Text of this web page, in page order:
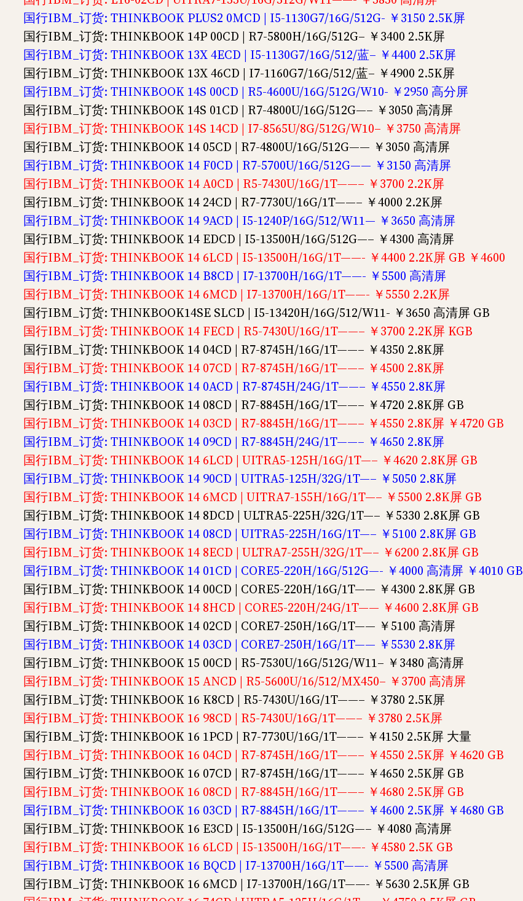
国行IBM_订货: THINKBOOK PLUS2 0MCD | I5-1130G7/16G/512G- ￥3150 2.5K屏
国行IBM_订货: THINKBOOK 14P 00CD | R7-5800H/16G/512G– ￥3400 2.5K屏
国行IBM_订货: THINKBOOK 13X 4ECD | I5-1130G7/16G/512/蓝– ￥4400 2.5K屏
国行IBM_订货: THINKBOOK 13X 46CD | I7-1160G7/16G/512/蓝– ￥4900 2.5K屏
国行IBM_订货: THINKBOOK 14S 00CD | R5-4600U/16G/512G/W10- ￥2950 高分屏
国行IBM_订货: THINKBOOK 14S 01CD | R7-4800U/16G/512G—– ￥3050 高清屏
国行IBM_订货: THINKBOOK 14S 14CD | I7-8565U/8G/512G/W10– ￥3750 高清屏
国行IBM_订货: THINKBOOK 14 05CD | R7-4800U/16G/512G—— ￥3050 高清屏
国行IBM_订货: THINKBOOK 14 F0CD | R7-5700U/16G/512G—— ￥3150 高清屏
国行IBM_订货: THINKBOOK 14 A0CD | R5-7430U/16G/1T——– ￥3700 2.2K屏
国行IBM_订货: THINKBOOK 14 24CD | R7-7730U/16G/1T——– ￥4000 2.2K屏
国行IBM_订货: THINKBOOK 14 9ACD | I5-1240P/16G/512/W11— ￥3650 高清屏
国行IBM_订货: THINKBOOK 14 EDCD | I5-13500H/16G/512G—– ￥4300 高清屏
国行IBM_订货: THINKBOOK 14 6LCD | I5-13500H/16G/1T——- ￥4400 2.2K屏 GB ￥4600
国行IBM_订货: THINKBOOK 14 B8CD | I7-13700H/16G/1T——- ￥5500 高清屏
国行IBM_订货: THINKBOOK 14 6MCD | I7-13700H/16G/1T——- ￥5550 2.2K屏
国行IBM_订货: THINKBOOK14SE SLCD | I5-13420H/16G/512/W11- ￥3650 高清屏 GB
国行IBM_订货: THINKBOOK 14 FECD | R5-7430U/16G/1T——– ￥3700 2.2K屏 KGB
国行IBM_订货: THINKBOOK 14 04CD | R7-8745H/16G/1T——– ￥4350 2.8K屏
国行IBM_订货: THINKBOOK 14 07CD | R7-8745H/16G/1T——– ￥4500 2.8K屏
国行IBM_订货: THINKBOOK 14 0ACD | R7-8745H/24G/1T——– ￥4550 2.8K屏
国行IBM_订货: THINKBOOK 14 08CD | R7-8845H/16G/1T——– ￥4720 2.8K屏 GB
国行IBM_订货: THINKBOOK 14 03CD | R7-8845H/16G/1T——– ￥4550 2.8K屏 ￥4720 GB
国行IBM_订货: THINKBOOK 14 09CD | R7-8845H/24G/1T——– ￥4650 2.8K屏
国行IBM_订货: THINKBOOK 14 6LCD | UITRA5-125H/16G/1T—– ￥4620 2.8K屏 GB
国行IBM_订货: THINKBOOK 14 90CD | UITRA5-125H/32G/1T—– ￥5050 2.8K屏
国行IBM_订货: THINKBOOK 14 6MCD | UITRA7-155H/16G/1T—– ￥5500 2.8K屏 GB
国行IBM_订货: THINKBOOK 14 8DCD | ULTRA5-225H/32G/1T—– ￥5330 2.8K屏 GB
国行IBM_订货: THINKBOOK 14 08CD | UITRA5-225H/16G/1T—– ￥5100 2.8K屏 GB
国行IBM_订货: THINKBOOK 14 8ECD | ULTRA7-255H/32G/1T—– ￥6200 2.8K屏 GB
国行IBM_订货: THINKBOOK 14 01CD | CORE5-220H/16G/512G—- ￥4000 高清屏 ￥4010 GB
国行IBM_订货: THINKBOOK 14 00CD | CORE5-220H/16G/1T—— ￥4300 2.8K屏 GB
国行IBM_订货: THINKBOOK 14 8HCD | CORE5-220H/24G/1T—— ￥4600 2.8K屏 GB
国行IBM_订货: THINKBOOK 14 02CD | CORE7-250H/16G/1T—— ￥5100 高清屏
国行IBM_订货: THINKBOOK 14 03CD | CORE7-250H/16G/1T—— ￥5530 2.8K屏
国行IBM_订货: THINKBOOK 15 00CD | R5-7530U/16G/512G/W11– ￥3480 高清屏
国行IBM_订货: THINKBOOK 15 ANCD | R5-5600U/16/512/MX450– ￥3700 高清屏
国行IBM_订货: THINKBOOK 16 K8CD | R5-7430U/16G/1T——– ￥3780 2.5K屏
国行IBM_订货: THINKBOOK 16 98CD | R5-7430U/16G/1T——– ￥3780 2.5K屏
国行IBM_订货: THINKBOOK 16 1PCD | R7-7730U/16G/1T——– ￥4150 2.5K屏 大量
国行IBM_订货: THINKBOOK 16 04CD | R7-8745H/16G/1T——– ￥4550 2.5K屏 ￥4620 GB
国行IBM_订货: THINKBOOK 16 07CD | R7-8745H/16G/1T——– ￥4650 2.5K屏 GB
国行IBM_订货: THINKBOOK 16 08CD | R7-8845H/16G/1T——– ￥4680 2.5K屏 GB
国行IBM_订货: THINKBOOK 16 03CD | R7-8845H/16G/1T——– ￥4600 2.5K屏 ￥4680 GB
国行IBM_订货: THINKBOOK 16 E3CD | I5-13500H/16G/512G—– ￥4080 高清屏
国行IBM_订货: THINKBOOK 16 6LCD | I5-13500H/16G/1T——- ￥4580 2.5K GB
国行IBM_订货: THINKBOOK 16 BQCD | I7-13700H/16G/1T——- ￥5500 高清屏
国行IBM_订货: THINKBOOK 16 6MCD | I7-13700H/16G/1T——- ￥5630 2.5K屏 GB